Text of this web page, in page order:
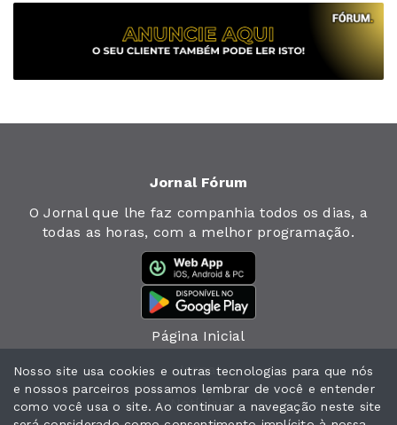
Jornal Fórum
O Jornal que lhe faz companhia todos os dias, a
todas as horas, com a melhor programação.
Página Inicial
Jornal
Notícias
Nosso site usa cookies e outras tecnologias para que nós
e nossos parceiros possamos lembrar de você e entender
como você usa o site. Ao continuar a navegação neste site